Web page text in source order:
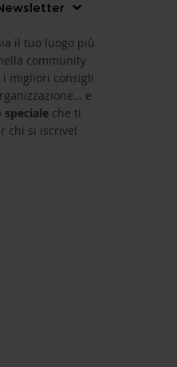
il tuo luogo più
community
migliori consigli
e
speciale che ti
chi si iscrive!